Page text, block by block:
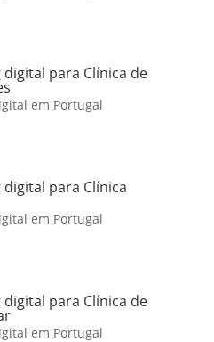
para Clínica de
em Portugal
para Clínica
em Portugal
para Clínica de
em Portugal